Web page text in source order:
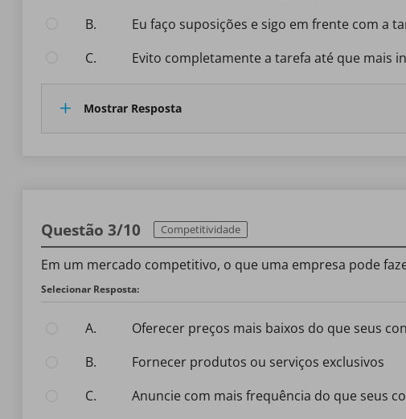
B.
Eu faço suposições e sigo em frente com a
C.
Evito completamente a tarefa até que mais
Mostrar Resposta
Questão 3/10 Competitividade
Em um mercado competitivo, o que uma empresa pode
Selecionar Resposta:
A.
Oferecer preços mais baixos do que seus
B.
Fornecer produtos ou serviços exclusivos
C.
Anuncie com mais frequência do que seus